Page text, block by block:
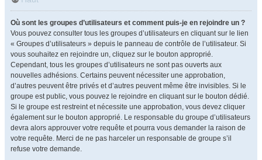
Où sont les groupes d’utilisateurs et comment puis-je en rejoindre un ?
Vous pouvez consulter tous les groupes d’utilisateurs en cliquant sur le lien
« Groupes d’utilisateurs » depuis le panneau de contrôle de l’utilisateur. Si
vous souhaitez en rejoindre un, cliquez sur le bouton approprié.
Cependant, tous les groupes d’utilisateurs ne sont pas ouverts aux
nouvelles adhésions. Certains peuvent nécessiter une approbation,
d’autres peuvent être privés et d’autres peuvent même être invisibles. Si le
groupe est public, vous pouvez le rejoindre en cliquant sur le bouton dédié.
Si le groupe est restreint et nécessite une approbation, vous devez cliquer
également sur le bouton approprié. Le responsable du groupe d’utilisateurs
devra alors approuver votre requête et pourra vous demander la raison de
votre requête. Merci de ne pas harceler un responsable de groupe s’il
refuse votre demande.